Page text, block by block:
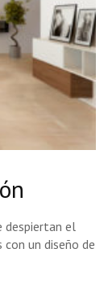
despiertan el
un diseño de